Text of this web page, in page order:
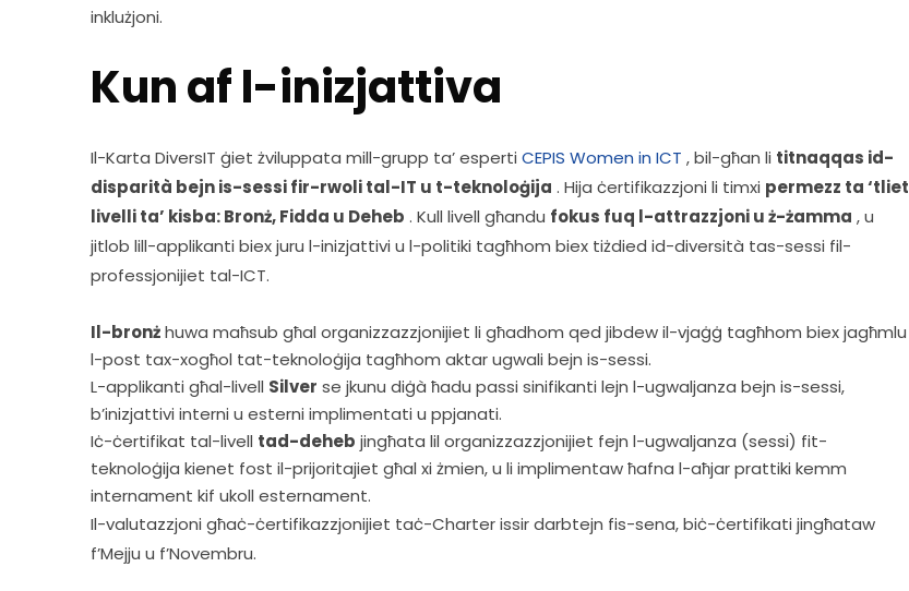
inklużjoni.
Kun af l-inizjattiva
Il-Karta DiversIT ġiet żviluppata mill-grupp ta’ esperti CEPIS Women in ICT , bil-għan li titnaqqas id-
disparità bejn is-sessi fir-rwoli tal-IT u t-teknoloġija . Hija ċertifikazzjoni li timxi permezz ta ‘tliet
livelli ta’ kisba: Bronż, Fidda u Deheb . Kull livell għandu fokus fuq l-attrazzjoni u ż-żamma , u
jitlob lill-applikanti biex juru l-inizjattivi u l-politiki tagħhom biex tiżdied id-diversità tas-sessi fil-
professjonijiet tal-ICT.
Il-bronżhuwa maħsub għal organizzazzjonijiet li għadhom qed jibdew il-vjaġġ tagħhom biex jagħmlu
l-post tax-xogħol tat-teknoloġija tagħhom aktar ugwali bejn is-sessi.
L-applikanti għal-livell Silver se jkunu diġà ħadu passi sinifikanti lejn l-ugwaljanza bejn is-sessi,
b’inizjattivi interni u esterni implimentati u ppjanati.
Iċ-ċertifikat tal-livell tad-deheb jingħata lil organizzazzjonijiet fejn l-ugwaljanza (sessi) fit-
teknoloġija kienet fost il-prijoritajiet għal xi żmien, u li implimentaw ħafna l-aħjar prattiki kemm
internament kif ukoll esternament.
Il-valutazzjoni għaċ-ċertifikazzjonijiet taċ-Charter issir darbtejn fis-sena, biċ-ċertifikati jingħataw
f’Mejju u f’Novembru.